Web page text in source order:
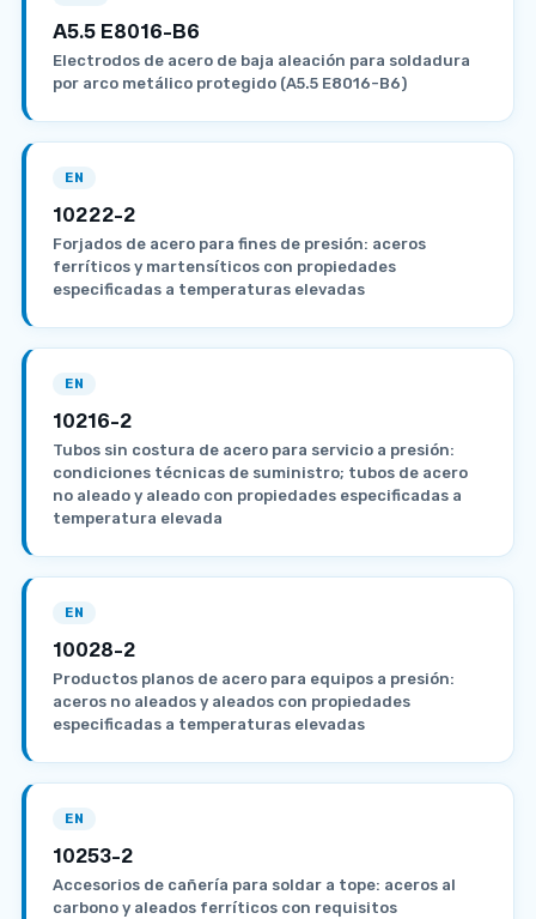
A5.5 E8016-B6
Electrodos de acero de baja aleación para soldadura
por arco metálico protegido (A5.5 E8016-B6)
EN
10222-2
Forjados de acero para fines de presión: aceros
ferríticos y martensíticos con propiedades
especificadas a temperaturas elevadas
EN
10216-2
Tubos sin costura de acero para servicio a presión:
condiciones técnicas de suministro; tubos de acero
no aleado y aleado con propiedades especificadas a
temperatura elevada
EN
10028-2
Productos planos de acero para equipos a presión:
aceros no aleados y aleados con propiedades
especificadas a temperaturas elevadas
EN
10253-2
Accesorios de cañería para soldar a tope: aceros al
carbono y aleados ferríticos con requisitos